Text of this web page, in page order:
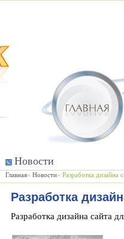
Новости
Главная» Новости» Разработка дизайна
Разработка
Разработка дизайна сайта